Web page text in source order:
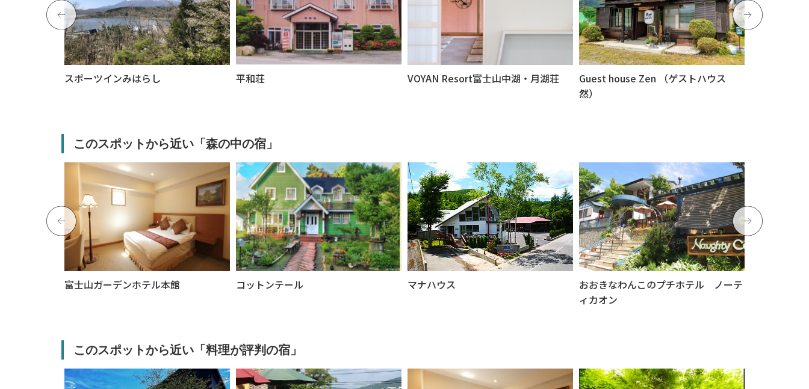
スポーツインみはらし 平和荘 VOYAN Resort富士山中湖・月湖荘
Guest house Zen （ゲストハウス
然）
このスポットから近い「森の中の宿」
富士山ガーデンホテル本館 コットンテール マナハウス
おおきなわんこのプチホテル ノーテ
ィカオン
このスポットから近い「料理が評判の宿」